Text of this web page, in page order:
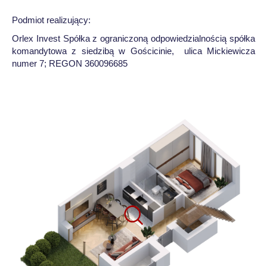
Podmiot realizujący:
Orlex Invest Spółka z ograniczoną odpowiedzialnością spółka
komandytowa z siedzibą w Gościcinie, ulica Mickiewicza
numer 7; REGON 360096685